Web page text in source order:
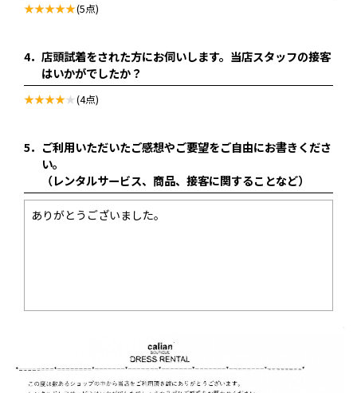
(5点)
4． 店頭試着をされた方にお伺いします。当店スタッフの接客
はいかがでしたか？
(4点)
5． ご利用いただいたご感想やご要望をご自由にお書きくださ
い。
（レンタルサービス、商品、接客に関することなど）
ありがとうございました。